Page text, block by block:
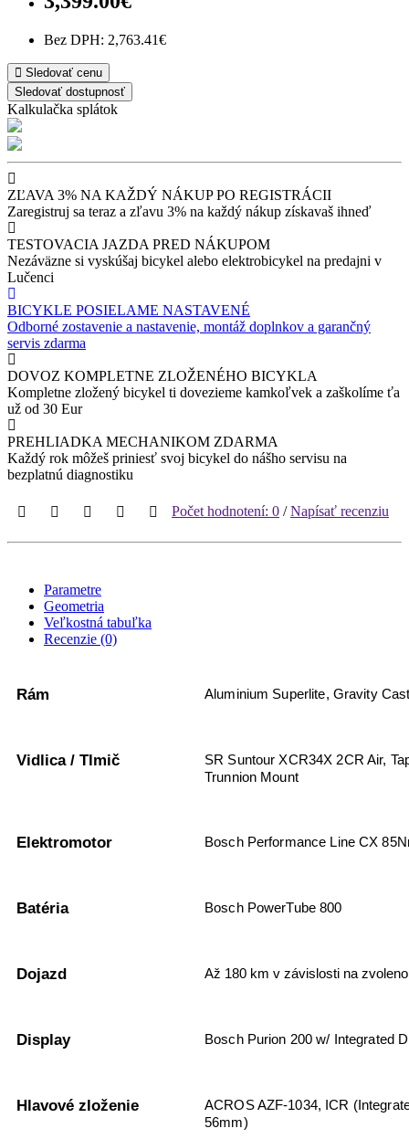
Bez DPH: 2,763.41€
Sledovať cenu
Sledovať dostupnosť
Kalkulačka splátok
ZĽAVA 3% NA KAŽDÝ NÁKUP PO REGISTRÁCII
Zaregistruj sa teraz a zľavu 3% na každý nákup získavaš ihneď
TESTOVACIA JAZDA PRED NÁKUPOM
Nezáväzne si vyskúšaj bicykel alebo elektrobicykel na predajni v
Lučenci
BICYKLE POSIELAME NASTAVENÉ
Odborné zostavenie a nastavenie, montáž doplnkov a garančný
servis zdarma
DOVOZ KOMPLETNE ZLOŽENÉHO BICYKLA
Kompletne zložený bicykel ti dovezieme kamkoľvek a zaškolíme ťa
už od 30 Eur
PREHLIADKA MECHANIKOM ZDARMA
Každý rok môžeš priniesť svoj bicykel do nášho servisu na
bezplatnú diagnostiku
Počet hodnotení: 0 /Napísať recenziu
Parametre
Geometria
Veľkostná tabuľka
Recenzie (0)
Rám Aluminium Superlite, Gravity
Vidlica / Tlmič
SR Suntour XCR34X 2CR Air,
Trunnion Mount
Elektromotor Bosch Performance Line CX
Batéria Bosch PowerTube 800
Dojazd Až 180 km v závislosti na
Display Bosch Purion 200 w/ Integrated
Hlavové zloženie
ACROS AZF-1034, ICR
56mm)